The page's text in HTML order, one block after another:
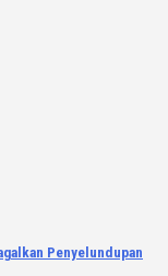
Penyelundupan